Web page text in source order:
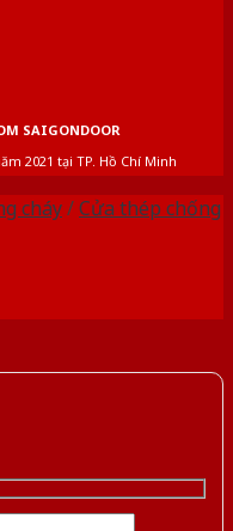
SAIGONDOOR
2021 tại TP. Hồ Chí Minh
cháy/Cửa thép chống